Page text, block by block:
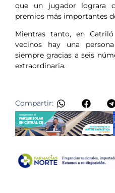
que un jugador lograra
premios más importantes
Mientras tanto, en
vecinos hay una
siempre gracias a seis
extraordinaria.
Compartir: